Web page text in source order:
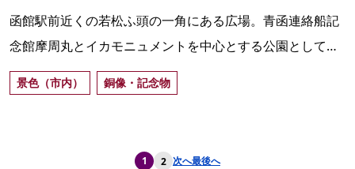
函館駅前近くの若松ふ頭の一角にある広場。青函連絡船記
念館摩周丸とイカモニュメントを中心とする公園として整
備され、港と函館山を見わたせるビュースポット。
景色（市内） 銅像・記念物
1 2 次へ最後へ